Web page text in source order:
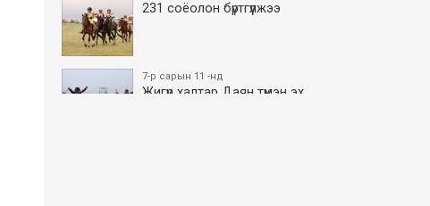
231 соёолон бүртгүүлжээ
7-р сарын 11 -нд
Жигүүр халтар Даян түмэн эх